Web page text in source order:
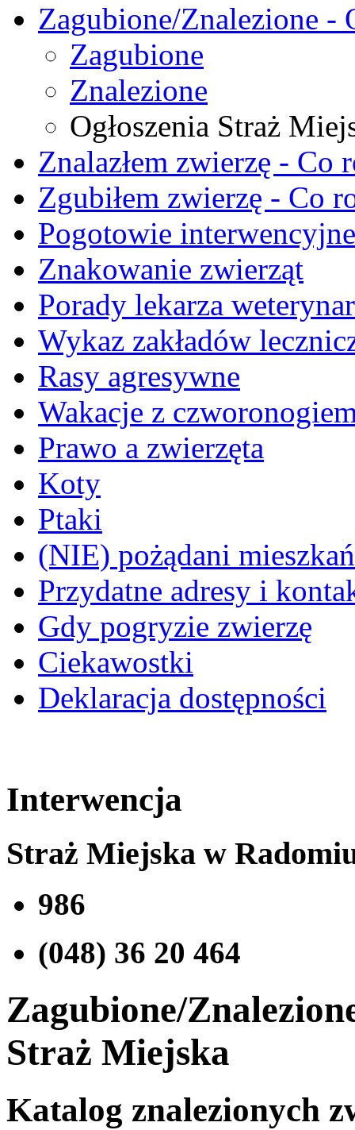
Zagubione/Znalezione -
Zagubione
Znalezione
Ogłoszenia Straż
Znalazłem zwierzę - Co
Zgubiłem zwierzę - Co
Pogotowie interwencyjne
Znakowanie zwierząt
Porady lekarza
Wykaz zakładów
Rasy agresywne
Wakacje z
Prawo a zwierzęta
Koty
Ptaki
(NIE) pożądani
Przydatne adresy i
Gdy pogryzie zwierzę
Ciekawostki
Deklaracja dostępności
Interwencja
Straż Miejska w
986
(048) 36 20 464
Zagubione/
Straż Miejska
Katalog znalezionych